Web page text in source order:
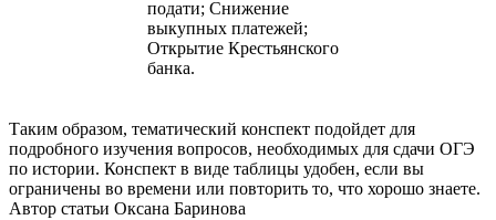
подати; Снижение
выкупных платежей;
Открытие Крестьянского
банка.
Таким образом, тематический конспект подойдет для
подробного изучения вопросов, необходимых для сдачи ОГЭ
по истории. Конспект в виде таблицы удобен, если вы
ограничены во времени или повторить то, что хорошо знаете.
Автор статьи Оксана Баринова